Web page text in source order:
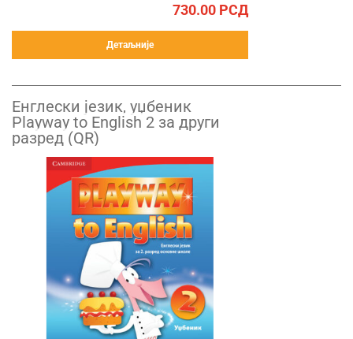
730.00 РСД
Детаљније
Енглески језик, уџбеник
Playway to English 2 за други
разред (QR)